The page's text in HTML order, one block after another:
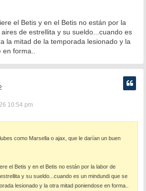
el Betis y en el Betis no están por la
de estrellita y su sueldo...cuando es
la mitad de la temporada lesionado y la
forma..
10:54 pm
como Marsella o ajax, que le darían un buen
el Betis y en el Betis no están por la labor de
y su sueldo...cuando es un mindundi que se
lesionado y la otra mitad poniendose en forma..